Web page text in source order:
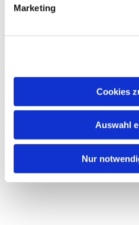
Marketing
Cookies
Auswahl
Nur